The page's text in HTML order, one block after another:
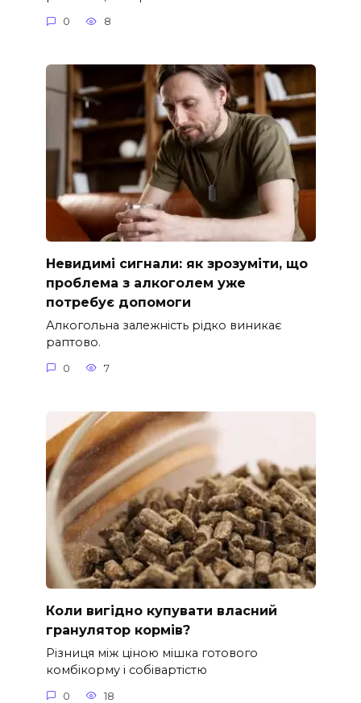
0 8
Невидимі сигнали: як зрозуміти, що
проблема з алкоголем уже
потребує допомоги
Алкогольна залежність рідко виникає
раптово.
0 7
Коли вигідно купувати власний
гранулятор кормів?
Різниця між ціною мішка готового
комбікорму і собівартістю
0 18